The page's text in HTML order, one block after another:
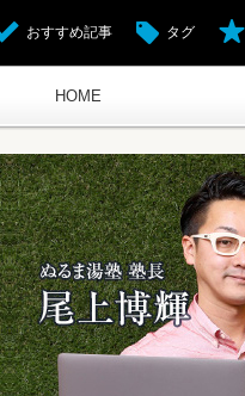
HOME
おすすめ記事 タグ